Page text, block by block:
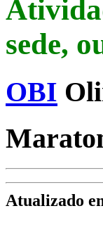
sede,
OBI
Atualizado